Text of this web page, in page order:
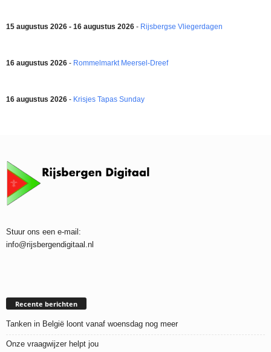
15 augustus 2026 - 16 augustus 2026 - Rijsbergse Vliegerdagen
16 augustus 2026 - Rommelmarkt Meersel-Dreef
16 augustus 2026 - Krisjes Tapas Sunday
Stuur ons een e-mail:
info@rijsbergendigitaal.nl
Recente berichten
Tanken in België loont vanaf woensdag nog meer
Onze vraagwijzer helpt jou